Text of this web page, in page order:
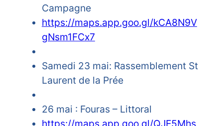
Campagne
https://maps.app.goo.gl/kCA8N9V
gNsm1FCx7
Samedi 23 mai: Rassemblement St
Laurent de la Prée
26 mai : Fouras – Littoral
https://maps.app.goo.gl/QJE5Mhs